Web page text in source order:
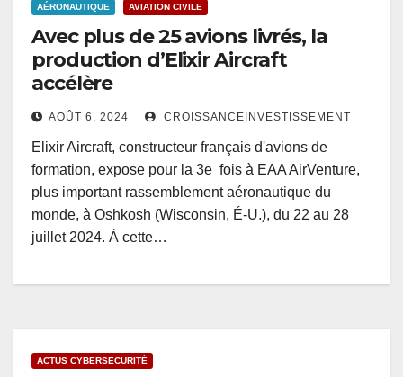
AÉRONAUTIQUE AVIATION CIVILE
Avec plus de 25 avions livrés, la
production d’Elixir Aircraft
accélère
AOÛT 6, 2024 CROISSANCEINVESTISSEMENT
Elixir Aircraft, constructeur français d'avions de
formation, expose pour la 3e fois à EAA AirVenture,
plus important rassemblement aéronautique du
monde, à Oshkosh (Wisconsin, É-U.), du 22 au 28
juillet 2024. À cette…
ACTUS CYBERSECURITÉ